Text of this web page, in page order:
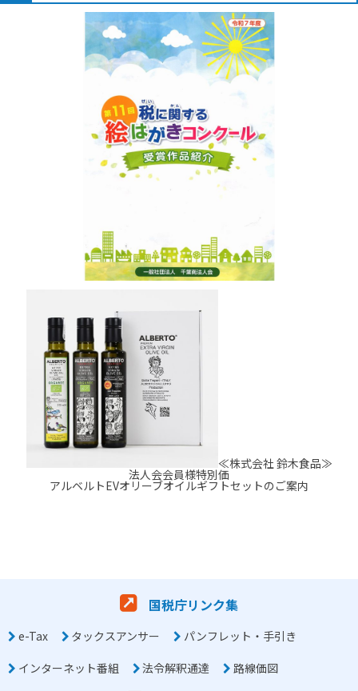
≪株式会社 鈴木食品≫
法人会会員様特別価
アルベルトEVオリーブオイルギフトセットのご案内
国税庁リンク集
e-Tax タックスアンサー
パンフレット・手引き
インターネット番組
法令解釈通達 路線価図